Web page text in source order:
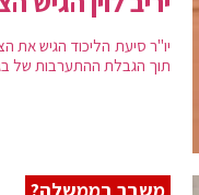
יו"ר סיעת הליכוד הגיש את
תוך הגבלת ההתערבות של